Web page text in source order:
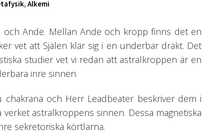
, Alkemi
och Ande. Mellan Ande och kropp finns det en
vet att Själen klär sig i en underbar dräkt. Det
studier vet vi redan att astralkroppen är en
inre sinnen.
och Herr Leadbeater beskriver dem i
astralkroppens sinnen. Dessa magnetiska
sekretoriska körtlarna.